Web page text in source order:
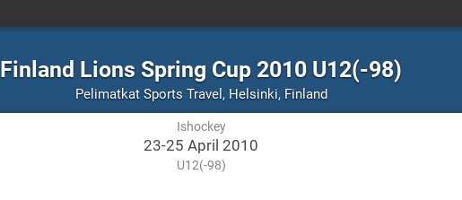
Finland Lions Spring Cup 2010 U12(-98)
Pelimatkat Sports Travel , Ishockey
Helsinki, FinlandHelsinki,
Finland
Ishockey
23-25 April 2010
U12(-98)